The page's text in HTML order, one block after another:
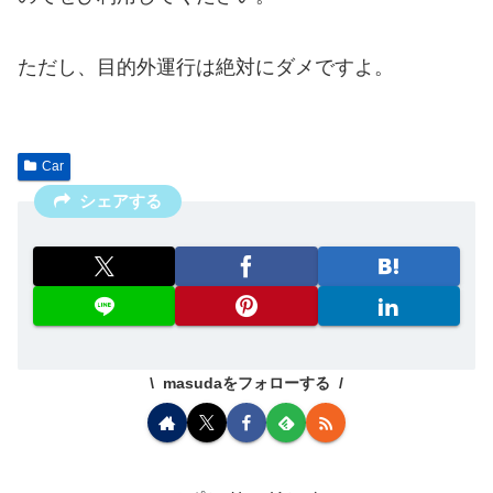
ただし、目的外運行は絶対にダメですよ。
Car
シェアする
masudaをフォローする